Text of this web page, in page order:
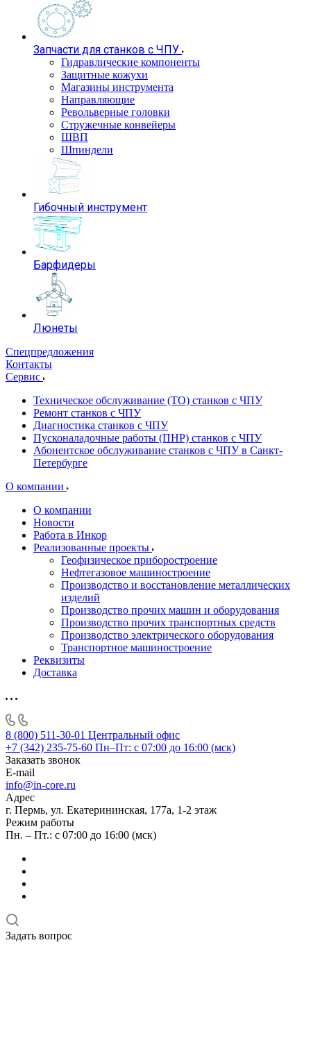
Запчасти для станков с ЧПУ
Гидравлические компоненты
Защитные кожухи
Магазины инструмента
Направляющие
Револьверные головки
Стружечные конвейеры
ШВП
Шпиндели
Гибочный инструмент
Барфидеры
Люнеты
Спецпредложения
Контакты
Сервис
Техническое обслуживание (ТО) станков с ЧПУ
Ремонт станков с ЧПУ
Диагностика станков с ЧПУ
Пусконаладочные работы (ПНР) станков с ЧПУ
Абонентское обслуживание станков с ЧПУ в Санкт-
Петербурге
О компании
О компании
Новости
Работа в Инкор
Реализованные проекты
Геофизическое приборостроение
Нефтегазовое машиностроение
Производство и восстановление металлических
изделий
Производство прочих машин и оборудования
Производство прочих транспортных средств
Производство электрического оборудования
Транспортное машиностроение
Реквизиты
Доставка
8 (800) 511-30-01 Центральный офис
+7 (342) 235-75-60 Пн–Пт: с 07:00 до 16:00 (мск)
Заказать звонок
E-mail
info@in-core.ru
Адрес
г. Пермь, ул. ​Екатерининская, 177а, ​1-2 этаж
Режим работы
Пн. – Пт.: с 07:00 до 16:00 (мск)
Задать вопрос